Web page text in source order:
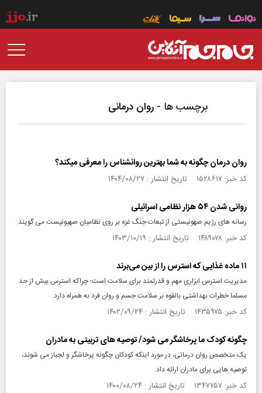
برچسب ها - روان درمانی
روان درمان چگونه به شما بهترین روانشناس را معرفی میکند؟
کد خبر: ۱۵۲۸۶۱۷ تاریخ انتشار : ۱۴۰۴/۰۸/۲۷
روانی شدن ۵۴ هزار نظامی اسرائیلی
رسانه های رژیم صهونیستی از تبعات جنگ غزه بر روی نظامیان صهیونیست می گویند.
کد خبر: ۱۴۸۹۰۷۸ تاریخ انتشار : ۱۴۰۳/۱۰/۱۹
۱۱ ماده غذایی که استرس را از بین می‌برند
مدیریت استرس ابزاری مهم و قدرتمند برای سلامت است؛ چراکه استرس بیش از حد
مسلما خطرات بهداشتی بالقوه بر سلامت جسم و روان فرد به همراه دارد.
کد خبر: ۱۴۳۵۹۷۵ تاریخ انتشار : ۱۴۰۲/۰۹/۲۴
چگونه کودک ما پرخاشگر می شود/ توصیه های تربیتی به مادران
یک متخصص روان درمانی، در مورد اینکه کودکان چگونه پرخاشگر و لجباز می شوند،
توصیه هایی برای مادران ارائه داد.
کد خبر: ۱۳۴۷۷۵۷ تاریخ انتشار : ۱۴۰۰/۰۸/۲۴